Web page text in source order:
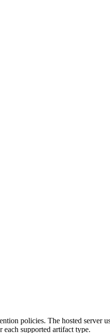
policies. The hosted
each supported artifact type.